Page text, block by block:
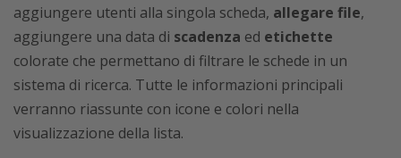
aggiungere utenti alla singola scheda, allegare file,
aggiungere una data di scadenza ed etichette
colorate che permettano di filtrare le schede in un
sistema di ricerca. Tutte le informazioni principali
verranno riassunte con icone e colori nella
visualizzazione della lista.